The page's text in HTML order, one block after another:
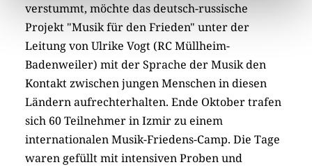
verstummt, möchte das deutsch-russische
Projekt "Musik für den Frieden" unter der
Leitung von Ulrike Vogt (RC Müllheim-
Badenweiler) mit der Sprache der Musik den
Kontakt zwischen jungen Menschen in diesen
Ländern aufrechterhalten. Ende Oktober trafen
sich 60 Teilnehmer in Izmir zu einem
internationalen Musik-Friedens-Camp. Die Tage
waren gefüllt mit intensiven Proben und